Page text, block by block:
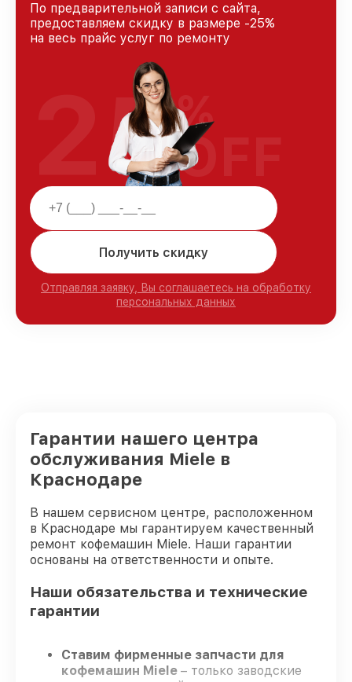
По предварительной записи с сайта,
предоставляем скидку в размере -25%
на весь прайс услуг по ремонту
Получить скидку
Отправляя заявку, Вы соглашаетесь на обработку
персональных данных
25%
OFF
Гарантии нашего центра
обслуживания Miele в
Краснодаре
В нашем сервисном центре, расположенном
в Краснодаре мы гарантируем качественный
ремонт кофемашин Miele. Наши гарантии
основаны на ответственности и опыте.
Наши обязательства и технические
гарантии
Ставим фирменные запчасти для
кофемашин Miele – только заводские